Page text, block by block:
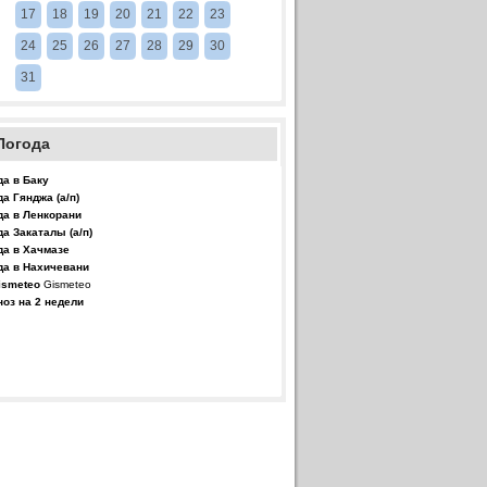
17 18 19 20 21 22 23
24 25 26 27 28 29 30
31
в Баку
Гянджа (а/п)
в Ленкорани
Закаталы (а/п)
в Хачмазе
в Нахичевани
Gismeteo
на 2 недели